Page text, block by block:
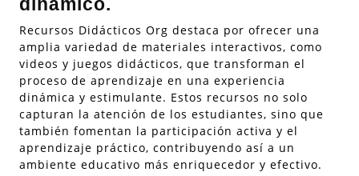
Recursos Didácticos Org destaca por ofrecer una
amplia variedad de materiales interactivos, como
videos y juegos didácticos, que transforman el
proceso de aprendizaje en una experiencia
dinámica y estimulante. Estos recursos no solo
capturan la atención de los estudiantes, sino que
también fomentan la participación activa y el
aprendizaje práctico, contribuyendo así a un
ambiente educativo más enriquecedor y efectivo.